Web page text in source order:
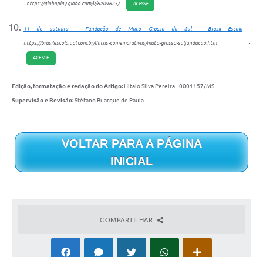
- https://globoplay.globo.com/v/6209625/ - ACESSE
11 de outubro – Fundação de Mato Grosso do Sul - Brasil Escola-
https://brasilescola.uol.com.br/datas-comemorativas/mato-grosso-sulfundacao.htm -
ACESSE
Edição, formatação e redação do Artigo: Hitalo Silva Pereira - 0001157/MS
Supervisão e Revisão:Stéfano Buarque de Paula
VOLTAR PARA A PÁGINA
INICIAL
COMPARTILHAR